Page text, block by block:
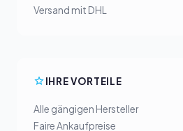
Versand mit DHL
IHRE VORTEILE
Alle gängigen Hersteller
Faire Ankaufpreise